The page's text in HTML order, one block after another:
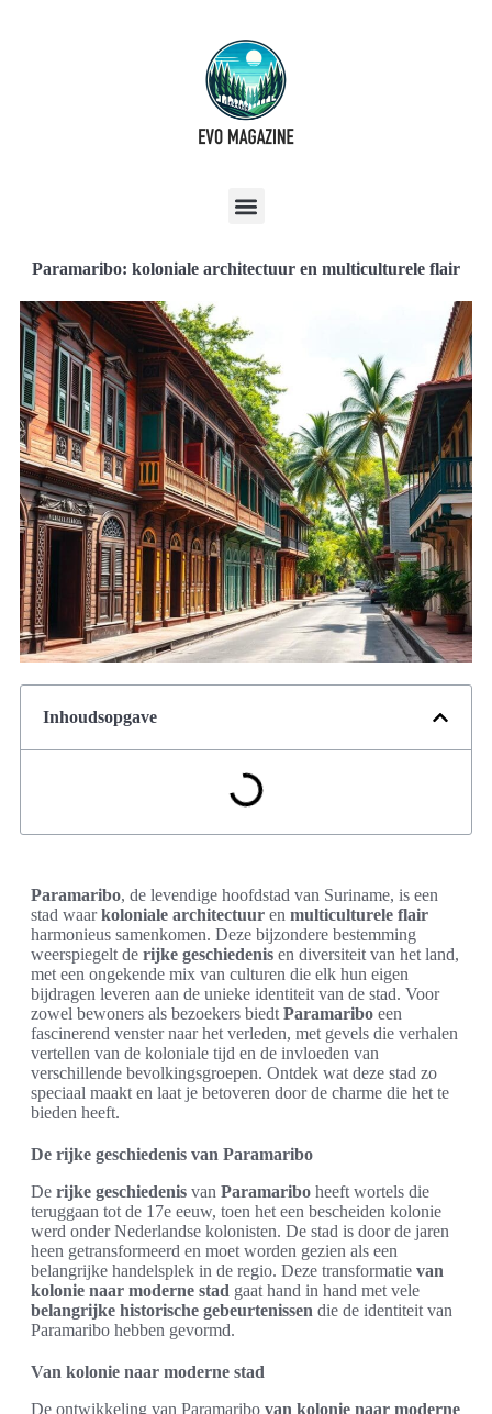
Paramaribo: koloniale architectuur en multiculturele flair
Inhoudsopgave
Paramaribo, de levendige hoofdstad van Suriname, is een
stad waarkoloniale architectuur en multiculturele flair
harmonieus samenkomen. Deze bijzondere bestemming
weerspiegelt de rijke geschiedenis en diversiteit van het land,
met een ongekende mix van culturen die elk hun eigen
bijdragen leveren aan de unieke identiteit van de stad. Voor
zowel bewoners als bezoekers biedt Paramaribo een
fascinerend venster naar het verleden, met gevels die verhalen
vertellen van de koloniale tijd en de invloeden van
verschillende bevolkingsgroepen. Ontdek wat deze stad zo
speciaal maakt en laat je betoveren door de charme die het te
bieden heeft.
De rijke geschiedenis van Paramaribo
De rijke geschiedenis van Paramaribo heeft wortels die
teruggaan tot de 17e eeuw, toen het een bescheiden kolonie
werd onder Nederlandse kolonisten. De stad is door de jaren
heen getransformeerd en moet worden gezien als een
belangrijke handelsplek in de regio. Deze transformatie van
kolonie naar moderne stad gaat hand in hand met vele
belangrijke historische gebeurtenissen die de identiteit van
Paramaribo hebben gevormd.
Van kolonie naar moderne stad
De ontwikkeling van Paramaribo van kolonie naar moderne